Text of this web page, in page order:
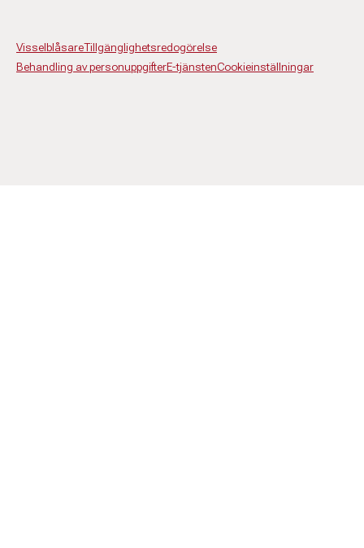
VisselblåsareTillgänglighetsredogörelse
Behandling av personuppgifterE-tjänstenCookieinställningar